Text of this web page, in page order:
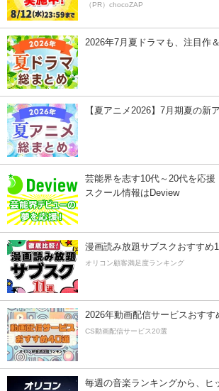
（PR）chocoZAP
2026年7月夏ドラマも、注目作
【夏アニメ2026】7月期夏の新
芸能界を志す10代～20代を応援
スクール情報はDeview
漫画読み放題サブスクおすすめ
オリコン顧客満足度ランキング
2026年動画配信サービスおすす
CS動画配信サービス20選
毎週の音楽ランキングから、ヒ